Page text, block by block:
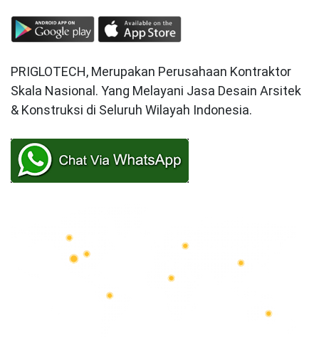
PRIGLOTECH, Merupakan Perusahaan Kontraktor
Skala Nasional. Yang Melayani Jasa Desain Arsitek
& Konstruksi di Seluruh Wilayah Indonesia.